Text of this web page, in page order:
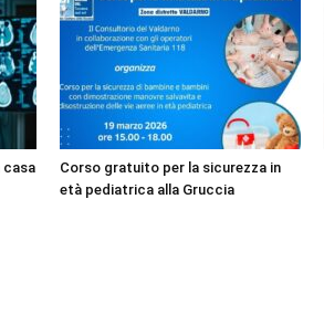
casa
Corso gratuito per la sicurezza in
età pediatrica alla Gruccia